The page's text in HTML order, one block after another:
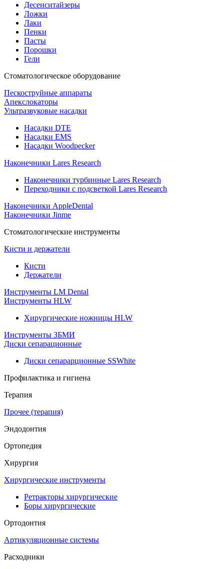
Десенситайзеры
Ложки
Лаки
Пенки
Пасты
Порошки
Гели
Стоматологическое оборудование
Пескоструйные аппараты
Апекслокаторы
Ультразвуковые насадки
Насадки DTE
Насадки EMS
Насадки Woodpecker
Наконечники Lares Research
Наконечники турбинные Lares Research
Переходники с подсветкой Lares Research
Наконечники AppleDental
Наконечники Jinme
Стоматологические инструменты
Кисти и держатели
Кисти
Держатели
Инструменты LM Dental
Инструменты HLW
Хирургические ножницы HLW
Инструменты ЗБМИ
Диски сепарационные
Диски сепарарционные SSWhite
Профилактика и гигиена
Терапия
Прочее (терапия)
Эндодонтия
Ортопедия
Хирургия
Хирургические инструменты
Ретракторы хирургические
Боры хирургические
Ортодонтия
Артикуляционные системы
Расходники